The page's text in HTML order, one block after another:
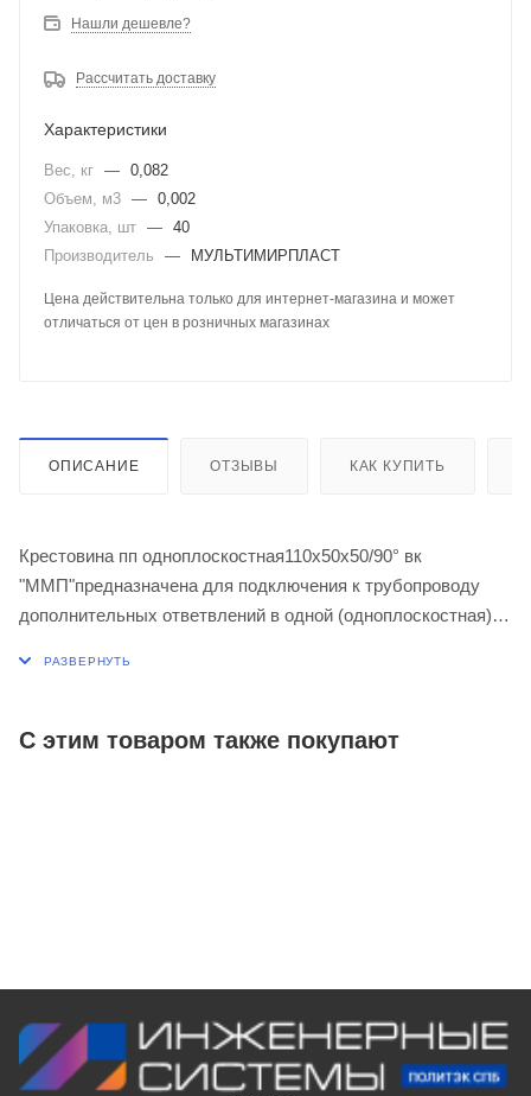
Нашли дешевле?
Рассчитать доставку
Характеристики
Вес, кг — 0,082
Объем, м3 — 0,002
Упаковка, шт — 40
Производитель
— МУЛЬТИМИРПЛАСТ
Цена действительна только для интернет-магазина и может
отличаться от цен в розничных магазинах
ОПИСАНИЕ ОТЗЫВЫ КАК КУПИТЬ
Крестовина пп одноплоскостная110х50х50/90° вк
"ММП"предназначена для подключения к трубопроводу
дополнительных ответвлений в одной (одноплоскостная)
диаметром 50 или 110 мм. Применяется при максимальной
С этим товаром также покупают